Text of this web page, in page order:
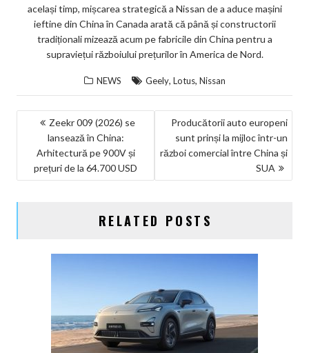
același timp, mișcarea strategică a Nissan de a aduce mașini
ieftine din China în Canada arată că până și constructorii
tradiționali mizează acum pe fabricile din China pentru a
supraviețui războiului prețurilor în America de Nord.
NEWS Geely, Lotus, Nissan
NAVIGARE
ARTICOLE
Zeekr 009 (2026) se
lansează în China:
Arhitectură pe 900V și
prețuri de la 64.700 USD
Producătorii auto europeni
sunt prinși la mijloc într-un
război comercial între China și
SUA
RELATED POSTS